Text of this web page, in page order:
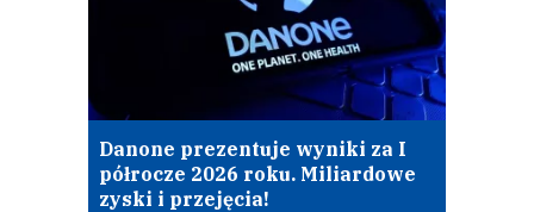
Danone prezentuje wyniki za I
półrocze 2026 roku. Miliardowe
zyski i przejęcia!